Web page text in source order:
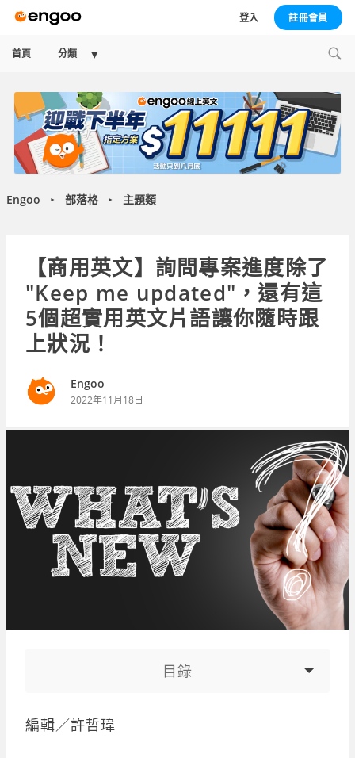
登入 註冊會員
首頁 分類
Expand
menu
Engoo ► 部落格 ► 主題類
【商用英文】詢問專案進度除了
"Keep me updated"，還有這
5個超實用英文片語讓你隨時跟
上狀況！
Engoo
2022年11月18日
目錄
編輯／許哲瑋